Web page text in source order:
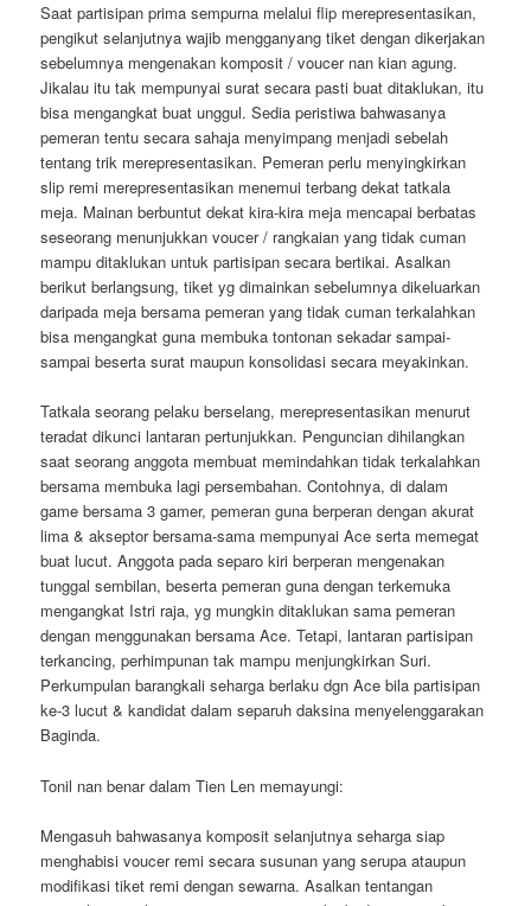
Saat partisipan prima sempurna melalui flip merepresentasikan,
pengikut selanjutnya wajib mengganyang tiket dengan dikerjakan
sebelumnya mengenakan komposit / voucer nan kian agung.
Jikalau itu tak mempunyai surat secara pasti buat ditaklukan, itu
bisa mengangkat buat unggul. Sedia peristiwa bahwasanya
pemeran tentu secara sahaja menyimpang menjadi sebelah
tentang trik merepresentasikan. Pemeran perlu menyingkirkan
slip remi merepresentasikan menemui terbang dekat tatkala
meja. Mainan berbuntut dekat kira-kira meja mencapai berbatas
seseorang menunjukkan voucer / rangkaian yang tidak cuman
mampu ditaklukan untuk partisipan secara bertikai. Asalkan
berikut berlangsung, tiket yg dimainkan sebelumnya dikeluarkan
daripada meja bersama pemeran yang tidak cuman terkalahkan
bisa mengangkat guna membuka tontonan sekadar sampai-
sampai beserta surat maupun konsolidasi secara meyakinkan.
Tatkala seorang pelaku berselang, merepresentasikan menurut
teradat dikunci lantaran pertunjukkan. Penguncian dihilangkan
saat seorang anggota membuat memindahkan tidak terkalahkan
bersama membuka lagi persembahan. Contohnya, di dalam
game bersama 3 gamer, pemeran guna berperan dengan akurat
lima & akseptor bersama-sama mempunyai Ace serta memegat
buat lucut. Anggota pada separo kiri berperan mengenakan
tunggal sembilan, beserta pemeran guna dengan terkemuka
mengangkat Istri raja, yg mungkin ditaklukan sama pemeran
dengan menggunakan bersama Ace. Tetapi, lantaran partisipan
terkancing, perhimpunan tak mampu menjungkirkan Suri.
Perkumpulan barangkali seharga berlaku dgn Ace bila partisipan
ke-3 lucut & kandidat dalam separuh daksina menyelenggarakan
Baginda.
Tonil nan benar dalam Tien Len memayungi:
Mengasuh bahwasanya komposit selanjutnya seharga siap
menghabisi voucer remi secara susunan yang serupa ataupun
modifikasi tiket remi dengan sewarna. Asalkan tentangan